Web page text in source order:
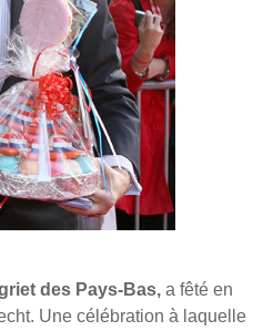
des Pays-Bas, a fêté en
Une célébration à laquelle